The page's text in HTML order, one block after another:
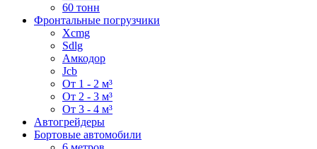
60 тонн
Фронтальные погрузчики
Xcmg
Sdlg
Амкодор
Jcb
От 1 - 2 м³
От 2 - 3 м³
От 3 - 4 м³
Автогрейдеры
Бортовые автомобили